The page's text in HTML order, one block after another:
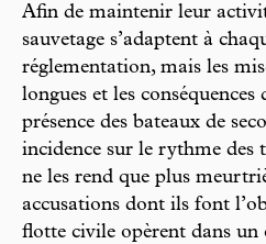
Afin de maintenir leur
sauvetage s’adaptent à
réglementation, mais les
longues et les
présence des bateaux de
incidence sur le rythme des
ne les rend que plus
accusations dont ils font
flotte civile opèrent dans un